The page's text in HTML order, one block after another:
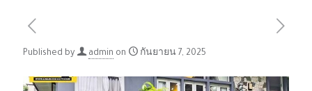
Published by admin on กันยายน 7, 2025